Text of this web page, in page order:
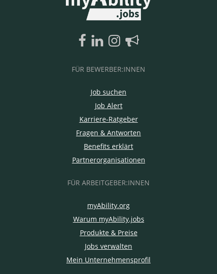
FÜR BEWERBER:INNEN
Job suchen
Job Alert
Karriere-Ratgeber
Fragen & Antworten
Benefits erklärt
Partnerorganisationen
FÜR ARBEITGEBER:INNEN
myAbility.org
Warum myAbility.jobs
Produkte & Preise
Jobs verwalten
Mein Unternehmensprofil